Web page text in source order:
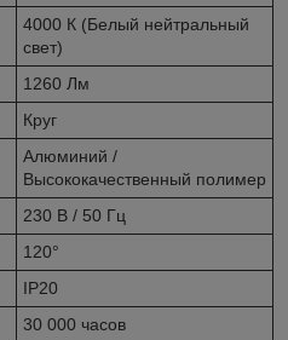
4000 К (Белый нейтральный
свет)
1260 Лм
Круг
Алюминий /
Высококачественный полимер
230 В / 50 Гц
120°
IP20
30 000 часов